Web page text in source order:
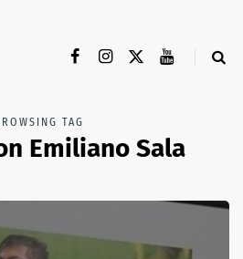
TAG
Emiliano Sala